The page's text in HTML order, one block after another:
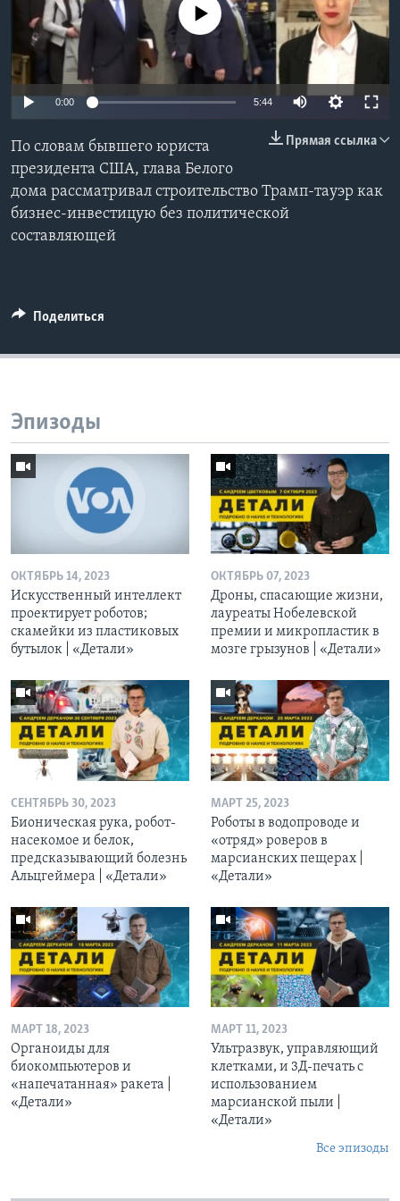
Learning English
СОЦИАЛЬНЫЕ СЕТИ
Языки
No media source currently available
0:00 5:44
Прямая ссылка
По словам бывшего юриста
президента США, глава Белого
дома рассматривал строительство Трамп-тауэр как
бизнес-инвестицую без политической
составляющей
Поделиться
Эпизоды
ОКТЯБРЬ 14, 2023
Искусственный интеллект
проектирует роботов;
скамейки из пластиковых
бутылок | «Детали»
ОКТЯБРЬ 07, 2023
Дроны, спасающие жизни,
лауреаты Нобелевской
премии и микропластик в
мозге грызунов | «Детали»
СЕНТЯБРЬ 30, 2023
Бионическая рука, робот-
насекомое и белок,
предсказывающий болезнь
Альцгеймера | «Детали»
МАРТ 25, 2023
Роботы в водопроводе и
«отряд» роверов в
марсианских пещерах |
«Детали»
МАРТ 18, 2023
Органоиды для
биокомпьютеров и
«напечатанная» ракета |
«Детали»
МАРТ 11, 2023
Ультразвук, управляющий
клетками, и 3Д-печать c
использованием
марсианской пыли |
«Детали»
Все эпизоды